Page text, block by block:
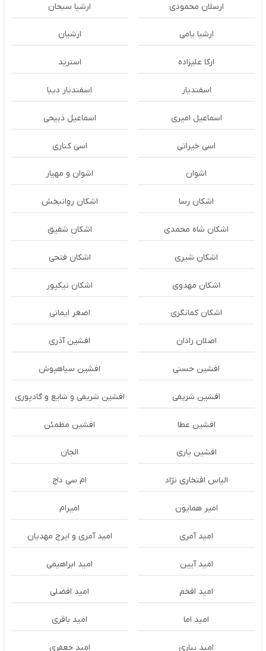
ارسلان محمودی ارشیا سبحان
ارشیا یامی ارشیان
ارکا علیزاده استرید
اسفندیار اسفندیار دیبا
اسماعیل امیری اسماعیل ذبیحی
اسی خیراتی اسی کناری
اشوان اشوان و مهیار
اشکان رسا اشکان روانبخش
اشکان شاه محمدی اشکان شفیق
اشکان شیری اشکان فتحی
اشکان مهدوی اشکان نیکپور
اشکان‌ کمانگری اصغر ایمانی
اصلان رادان افشین آذری
افشین حسنی افشین سیاهپوش
افشین شریفی افشین شریفی و شایع و گادپوری
افشین عطا افشین مطمئن
افشین یاری الجان
الیاس افتخاری نژاد ام سی داج
امير همايون اميرام
امید آمری امید آمری و ایرج مهدیان
امید آیین امید ابراهیمی
امید افخم امید افضلی
امید اما امید باقری
امید بیاری امید جعفری